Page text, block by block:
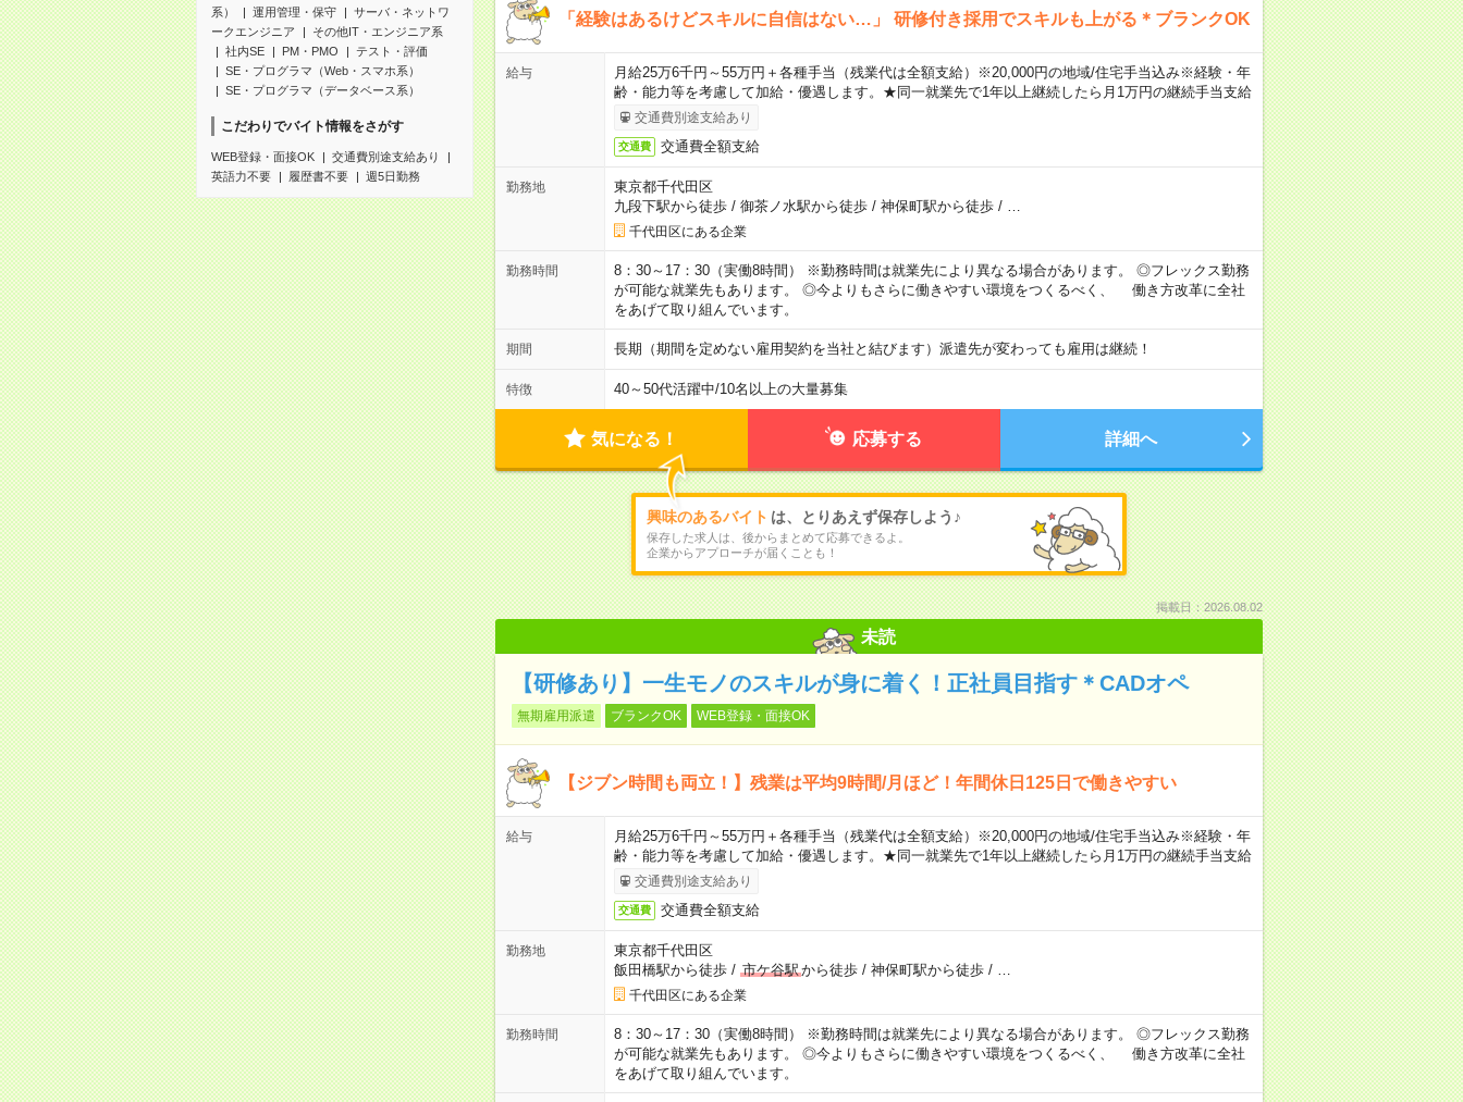
系）
運用管理・保守
サーバ・ネットワ
ークエンジニア
その他IT・エンジニア系
社内SE
PM・PMO
テスト・評価
SE・プログラマ（Web・スマホ系）
SE・プログラマ（データベース系）
こだわりでバイト情報をさがす
WEB登録・面接OK
交通費別途支給あり
英語力不要
履歴書不要 週5日勤務
「経験はあるけどスキルに自信はない…」 研修付き採用でスキルも上がる＊ブランクOK
給与
月給25万6千円～55万円＋各種手当（残業代は全額支給）※20,000円の地域/住宅手当込み※経験・年
齢・能力等を考慮して加給・優遇します。★同一就業先で1年以上継続したら月1万円の継続手当支給
交通費別途支給あり
交通費 交通費全額支給
勤務地
東京都千代田区
九段下駅から徒歩/ 御茶ノ水駅から徒歩/ 神保町駅から徒歩/
千代田区にある企業
勤務時間
8：30～17：30（実働8時間） ※勤務時間は就業先により異なる場合があります。 ◎フレックス勤務
が可能な就業先もあります。 ◎今よりもさらに働きやすい環境をつくるべく、 働き方改革に全社
をあげて取り組んでいます。
期間 長期（期間を定めない雇用契約を当社と結びます）派遣先が変わっても雇用は継続！
特徴 40～50代活躍中/10名以上の大量募集
気になる！ 応募する 詳細へ
興味のあるバイト は、とりあえず保存しよう♪
保存した求人は、後からまとめて応募できるよ。
企業からアプローチが届くことも！
掲載日：2026.08.02
未読
【研修あり】一生モノのスキルが身に着く！正社員目指す＊CADオペ
無期雇用派遣 ブランクOK WEB登録・面接OK
【ジブン時間も両立！】残業は平均9時間/月ほど！年間休日125日で働きやすい
給与
月給25万6千円～55万円＋各種手当（残業代は全額支給）※20,000円の地域/住宅手当込み※経験・年
齢・能力等を考慮して加給・優遇します。★同一就業先で1年以上継続したら月1万円の継続手当支給
交通費別途支給あり
交通費 交通費全額支給
勤務地
東京都千代田区
飯田橋駅から徒歩/ 市ケ谷駅から徒歩/ 神保町駅から徒歩/
千代田区にある企業
勤務時間
8：30～17：30（実働8時間） ※勤務時間は就業先により異なる場合があります。 ◎フレックス勤務
が可能な就業先もあります。 ◎今よりもさらに働きやすい環境をつくるべく、 働き方改革に全社
をあげて取り組んでいます。